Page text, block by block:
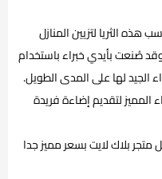
الثريا لتزيين المنازل
صُنعت بأيدي خبراء باستخدام
الجيد لها على المدى الطويل.
المميز لتقديم إضاءة فريدة
متجر بلاك لايت بسعر مميز جدا